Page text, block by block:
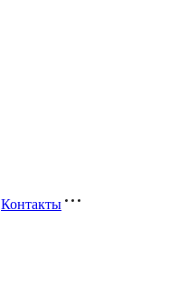
Контакты